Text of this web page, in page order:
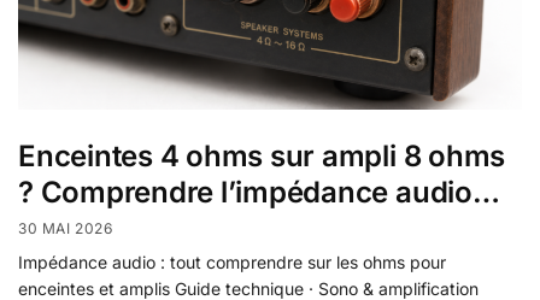
Enceintes 4 ohms sur ampli 8 ohms
? Comprendre l’impédance audio…
30 MAI 2026
Impédance audio : tout comprendre sur les ohms pour
enceintes et amplis Guide technique · Sono & amplification